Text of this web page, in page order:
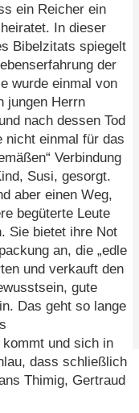
ein Reicher ein
In dieser
Bibelzitats spiegelt
der
wurde einmal von
jungen Herrn
nach dessen Tod
nicht einmal für das
Verbindung
Susi, gesorgt.
aber einen Weg,
begüterte Leute
Sie bietet ihre Not
an, die „edle
und verkauft den
gute
Das geht so lange
und sich in
dass schließlich
Thimig, Gertraud